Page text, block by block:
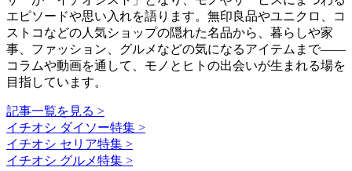
エピソードや思い入れを語ります。無印良品やユニクロ、コ
ストコなどの人気ショップの隠れた名品から、暮らしや家
事、ファッション、グルメなどの気になるアイテムまで――
コラムや動画を通して、モノとヒトの出会いが生まれる場を
目指しています。
記事一覧を見る >
イチオシ ダイソー特集 >
イチオシ セリア特集 >
イチオシ グルメ特集 >